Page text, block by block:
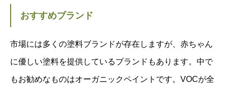
おすすめブランド
市場には多くの塗料ブランドが存在しますが、赤ちゃん
に優しい塗料を提供しているブランドもあります。中で
もお勧めなものはオーガニックペイントです。VOCが全